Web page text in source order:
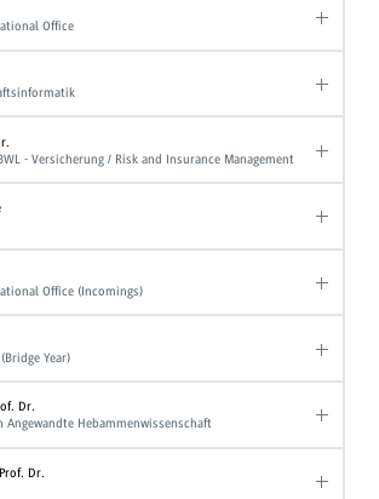
Office
- Versicherung / Risk and Insurance Management
Office (Incomings)
Year)
Dr.
Angewandte Hebammenwissenschaft
Dr.